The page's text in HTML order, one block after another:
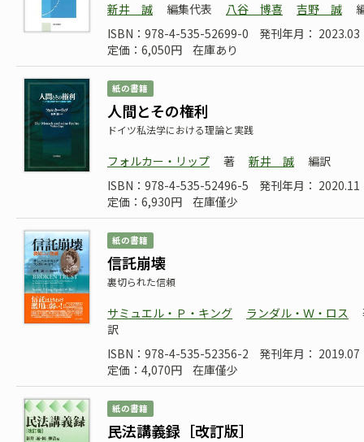
新井 誠 編集代表 八谷 博喜 吉野 誠
ISBN：978-4-535-52699-0
発刊年月： 2023.03
定価：6,050円
在庫あり
紙の書籍
人間とその権利
ドイツ私法学における理論と実践
フォルカー・リップ 著 新井 誠
編訳
ISBN：978-4-535-52496-5
発刊年月： 2020.11
定価：6,930円
在庫僅少
紙の書籍
信託崩壊
裏切られた信頼
サミュエル・Ｐ・キング ランダル・Ｗ・ロス
訳
ISBN：978-4-535-52356-2
発刊年月： 2019.07
定価：4,070円
在庫僅少
紙の書籍
民法講義録［改訂版］